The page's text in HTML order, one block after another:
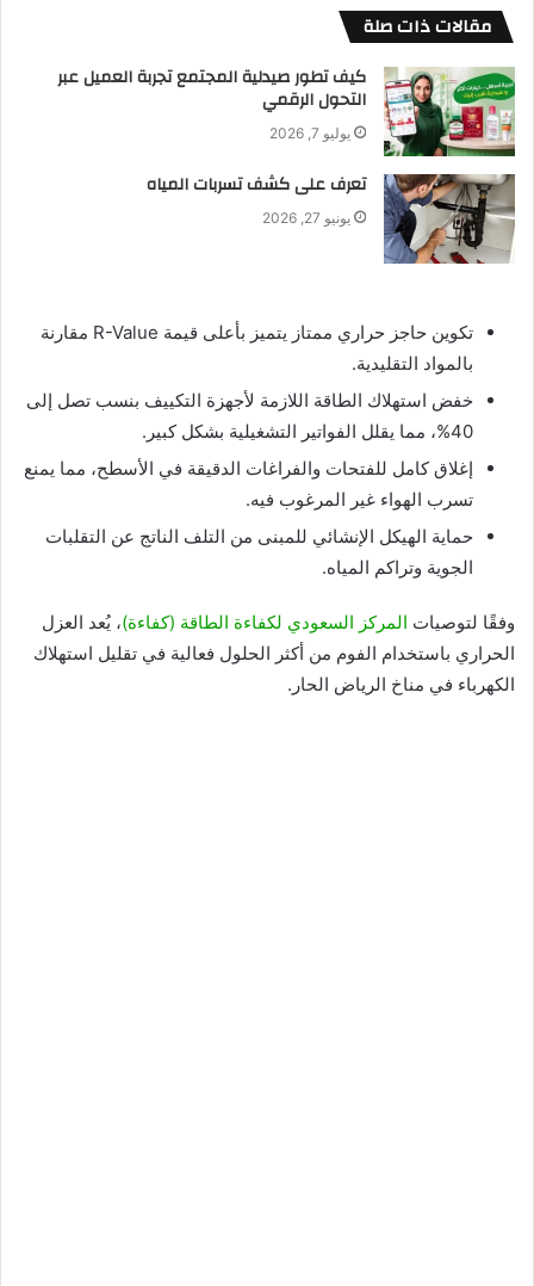
مقالات ذات صلة
كيف تطور صيدلية المجتمع تجربة العميل عبر
التحول الرقمي
يوليو 7, 2026
تعرف على كشف تسربات المياه
يونيو 27, 2026
تكوين حاجز حراري ممتاز يتميز بأعلى قيمة R-Value مقارنة
بالمواد التقليدية.
خفض استهلاك الطاقة اللازمة لأجهزة التكييف بنسب تصل إلى
40%، مما يقلل الفواتير التشغيلية بشكل كبير.
إغلاق كامل للفتحات والفراغات الدقيقة في الأسطح، مما يمنع
تسرب الهواء غير المرغوب فيه.
حماية الهيكل الإنشائي للمبنى من التلف الناتج عن التقلبات
الجوية وتراكم المياه.
وفقًا لتوصيات المركز السعودي لكفاءة الطاقة (كفاءة)، يُعد العزل
الحراري باستخدام الفوم من أكثر الحلول فعالية في تقليل استهلاك
الكهرباء في مناخ الرياض الحار.